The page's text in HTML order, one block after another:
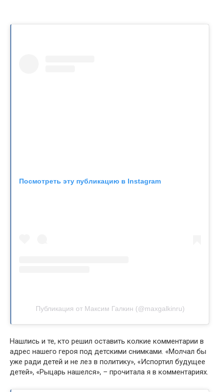
Посмотреть эту публикацию в Instagram
Публикация от Максим Галкин (@maxgalkinru)
Нашлись и те, кто решил оставить колкие комментарии в
адрес нашего героя под детскими снимками. «Молчал бы
уже ради детей и не лез в политику», «Испортил будущее
детей», «Рыцарь нашелся», – прочитала я в комментариях.